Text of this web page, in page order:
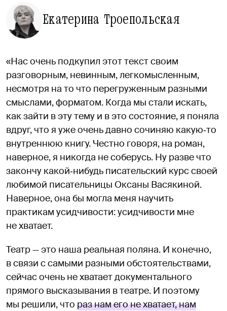
Екатерина Троепольская
«Нас очень подкупил этот текст своим
разговорным, невинным, легкомысленным,
несмотря на то что перегруженным разными
смыслами, форматом. Когда мы стали искать,
как зайти в эту тему и в это состояние, я поняла
вдруг, что я уже очень давно сочиняю какую‑то
внутреннюю книгу. Честно говоря, на роман,
наверное, я никогда не соберусь. Ну разве что
закончу какой‑нибудь писательский курс своей
любимой писательницы Оксаны Васякиной.
Наверное, она бы могла меня научить
практикам усидчивости: усидчивости мне
не хватает.
Театр — это наша реальная поляна. И конечно,
в связи с самыми разными обстоятельствами,
сейчас очень не хватает документального
прямого высказывания в театре. И поэтому
мы решили, что раз нам его не хватает, нам